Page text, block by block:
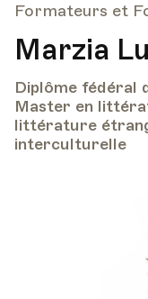
Formateurs et
Marzia
Diplôme fédéral
Master en
littérature
interculturelle